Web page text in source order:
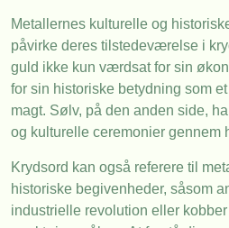
Metallernes kulturelle og
påvirke deres tilstedeværelse i
guld ikke kun værdsat for sin
for sin historiske betydning som
magt. Sølv, på den anden side,
og kulturelle ceremonier gennem
Krydsord kan også referere til
historiske begivenheder, såsom
industrielle revolution eller